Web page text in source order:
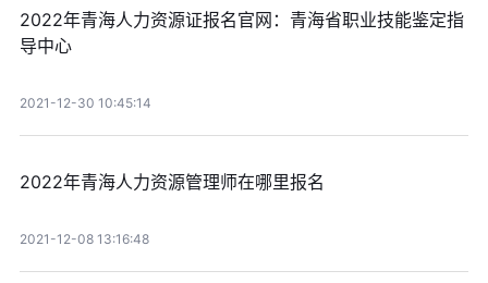
2022年青海人力资源证报名官网：青海省职业技能鉴定指
导中心
2021-12-30 10:45:14
2022年青海人力资源管理师在哪里报名
2021-12-08 13:16:48